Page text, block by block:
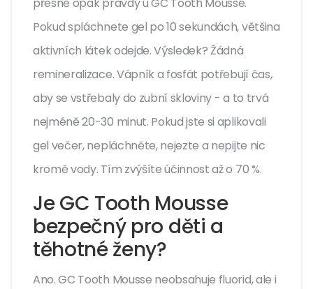
přesně opak pravdy u GC Tooth Mousse.
Pokud spláchnete gel po 10 sekundách, většina
aktivních látek odejde. Výsledek? Žádná
remineralizace. Vápník a fosfát potřebují čas,
aby se vstřebaly do zubní skloviny - a to trvá
nejméně 20-30 minut. Pokud jste si aplikovali
gel večer, nepláchněte, nejezte a nepijte nic
kromě vody. Tím zvýšíte účinnost až o 70 %.
Je GC Tooth Mousse
bezpečný pro děti a
těhotné ženy?
Ano. GC Tooth Mousse neobsahuje fluorid, ale i